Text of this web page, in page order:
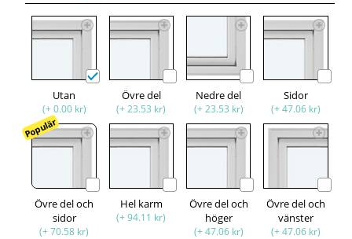
Utan
(+ 0.00 kr)
Övre del
(+ 23.53 kr)
Nedre del
(+ 23.53 kr)
Sidor
(+ 47.06 kr)
Populär
Övre del och
sidor
(+ 70.58 kr)
Hel karm
(+ 94.11 kr)
Övre del och
höger
(+ 47.06 kr)
Övre del och
vänster
(+ 47.06 kr)